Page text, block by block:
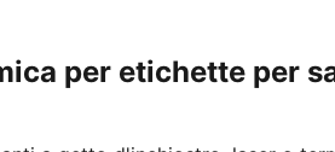
per etichette per